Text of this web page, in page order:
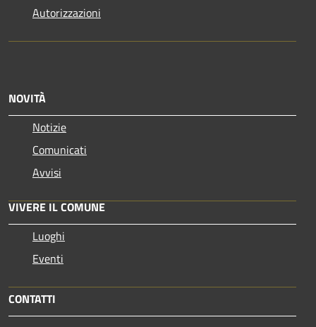
Autorizzazioni
NOVITÀ
Notizie
Comunicati
Avvisi
VIVERE IL COMUNE
Luoghi
Eventi
CONTATTI